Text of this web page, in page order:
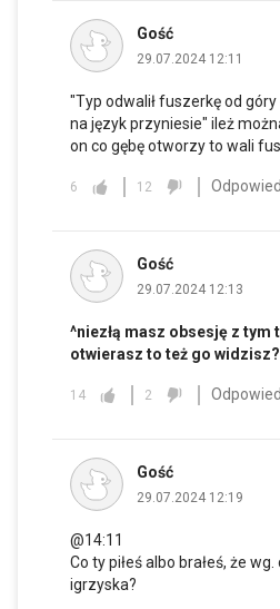
Gość
29.07.2024 12:11
"Typ odwalił fuszerkę od
na język przyniesie" ileż
on co gębę otworzy to wali
6 12
Gość
29.07.2024 12:13
^niezłą masz obsesję z
otwierasz to też go widzisz?
14 2
Gość
29.07.2024 12:19
@14:11
Co ty piłeś albo brałeś, że
igrzyska?